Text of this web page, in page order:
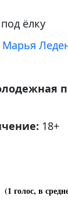
ёлку
Марья
18+
(1 голос, в